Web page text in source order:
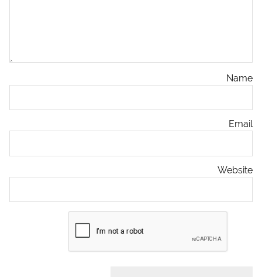
Name
Email
Website